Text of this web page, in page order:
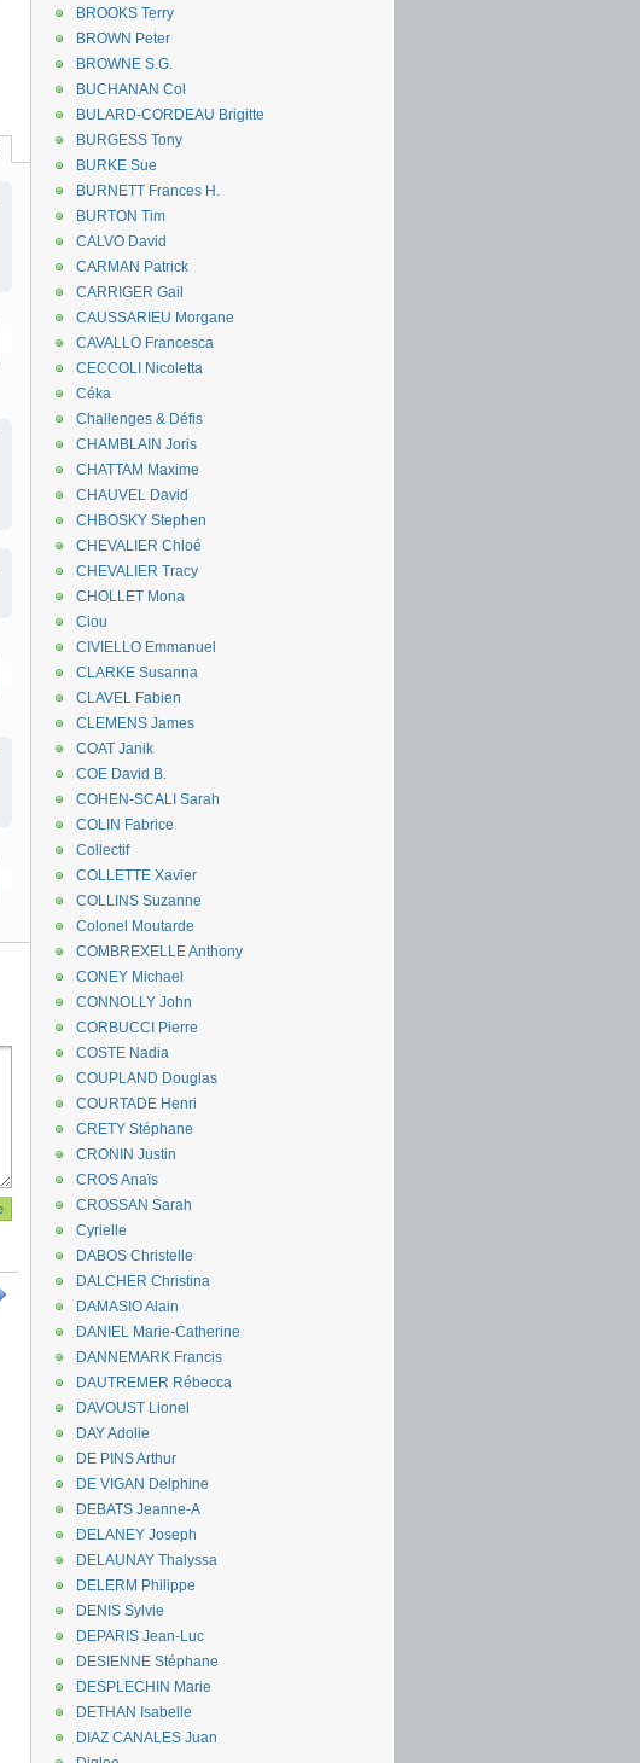
BROOKS Terry
BROWN Peter
BROWNE S.G.
BUCHANAN Col
BULARD-CORDEAU Brigitte
BURGESS Tony
BURKE Sue
BURNETT Frances H.
BURTON Tim
CALVO David
CARMAN Patrick
CARRIGER Gail
CAUSSARIEU Morgane
CAVALLO Francesca
CECCOLI Nicoletta
Céka
Challenges & Défis
CHAMBLAIN Joris
CHATTAM Maxime
CHAUVEL David
CHBOSKY Stephen
CHEVALIER Chloé
CHEVALIER Tracy
CHOLLET Mona
Ciou
CIVIELLO Emmanuel
CLARKE Susanna
CLAVEL Fabien
CLEMENS James
COAT Janik
COE David B.
COHEN-SCALI Sarah
COLIN Fabrice
Collectif
COLLETTE Xavier
COLLINS Suzanne
Colonel Moutarde
COMBREXELLE Anthony
CONEY Michael
CONNOLLY John
CORBUCCI Pierre
COSTE Nadia
COUPLAND Douglas
COURTADE Henri
CRETY Stéphane
CRONIN Justin
CROS Anaïs
CROSSAN Sarah
Cyrielle
DABOS Christelle
DALCHER Christina
DAMASIO Alain
DANIEL Marie-Catherine
DANNEMARK Francis
DAUTREMER Rébecca
DAVOUST Lionel
DAY Adolie
DE PINS Arthur
DE VIGAN Delphine
DEBATS Jeanne-A
DELANEY Joseph
DELAUNAY Thalyssa
DELERM Philippe
DENIS Sylvie
DEPARIS Jean-Luc
DESIENNE Stéphane
DESPLECHIN Marie
DETHAN Isabelle
DIAZ CANALES Juan